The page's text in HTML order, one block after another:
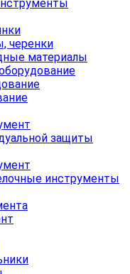
черенки
материалы
защиты
инструменты